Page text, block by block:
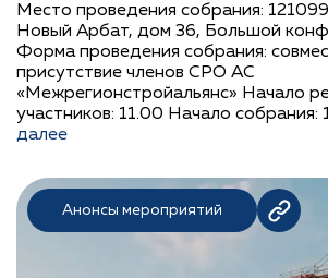
Место проведения собрания:
Новый Арбат, дом 36, Большой
Форма проведения собрания:
присутствие членов СРО АС
«Межрегионстройальянс» Начало
участников: 11.00 Начало собрания:
далее
Анонсы мероприятий